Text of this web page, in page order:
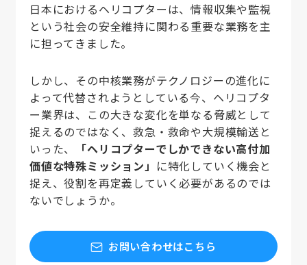
日本におけるヘリコプターは、情報収集や監視
という社会の安全維持に関わる重要な業務を主
に担ってきました。
しかし、その中核業務がテクノロジーの進化に
よって代替されようとしている今、ヘリコプタ
ー業界は、この大きな変化を単なる脅威として
捉えるのではなく、救急・救命や大規模輸送と
いった、
「ヘリコプターでしかできない高付加
価値な特殊ミッション」 に特化していく機会と
捉え、役割を再定義していく必要があるのでは
ないでしょうか。
お問い合わせはこちら